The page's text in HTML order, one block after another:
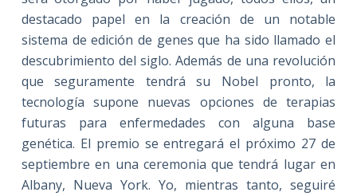
destacado papel en la creación de un notable
sistema de edición de genes que ha sido llamado el
descubrimiento del siglo. Además de una revolución
que seguramente tendrá su Nobel pronto, la
tecnología supone nuevas opciones de terapias
futuras para enfermedades con alguna base
genética. El premio se entregará el próximo 27 de
septiembre en una ceremonia que tendrá lugar en
Albany, Nueva York. Yo, mientras tanto, seguiré